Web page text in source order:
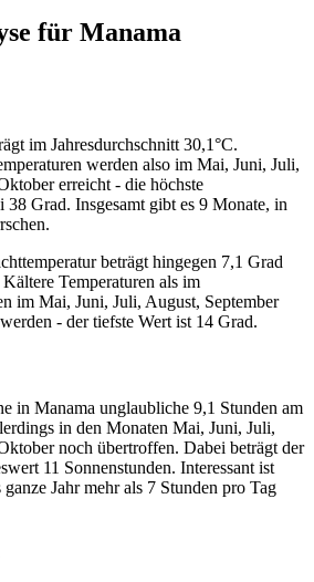
für Manama
im Jahresdurchschnitt 30,1°C.
werden also im Mai, Juni, Juli,
erreicht - die höchste
38 Grad. Insgesamt gibt es 9 Monate, in
beträgt hingegen 7,1 Grad
Temperaturen als im
im Mai, Juni, Juli, August, September
- der tiefste Wert ist 14 Grad.
in Manama unglaubliche 9,1 Stunden am
in den Monaten Mai, Juni, Juli,
noch übertroffen. Dabei beträgt der
11 Sonnenstunden. Interessant ist
ganze Jahr mehr als 7 Stunden pro Tag